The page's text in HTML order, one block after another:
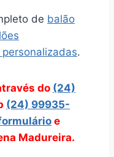
de balão
.
do (24)
(24) 99935-
e
Madureira.